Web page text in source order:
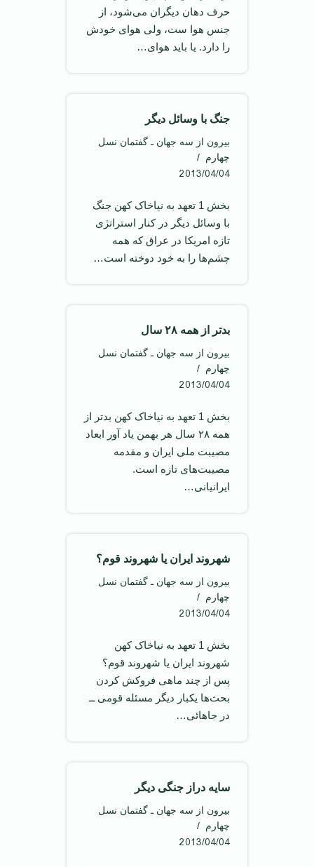
حرف دهان دیگران می‌شود، از
جنس هوا ست، ولی هوای خودش
را دارد. یا باید هوای…
جنگ با وسائل ديگر
بیرون از سه جهان ـ گفتمان نسل
چهارم
2013/04/04
بخش 1 تعهد به نیاخاک کهن جنگ
با وسائل ديگر در کنار استراتژی
تازه امريکا در عراق که همه
چشم‌ها را به خود دوخته است…
بد‌تر از همه ۲۸ سال
بیرون از سه جهان ـ گفتمان نسل
چهارم
2013/04/04
بخش 1 تعهد به نیاخاک کهن بد‌تر از
همه ۲۸ سال هر بهمن ياد آور ابعاد
مصيبت ملی ايران و مقدمه
مصيبت‌های تازه است.
ايرانيانی…
شهروند ايران يا شهروند قوم؟
بیرون از سه جهان ـ گفتمان نسل
چهارم
2013/04/04
بخش 1 تعهد به نیاخاک کهن
شهروند ايران يا شهروند قوم؟
پس از چند ماهی فروکش کردن
بحث‌ها يکبار ديگر مسئله قومی ــ
در جاهائی…
سايه دراز جنگی ديگر
بیرون از سه جهان ـ گفتمان نسل
چهارم
2013/04/04